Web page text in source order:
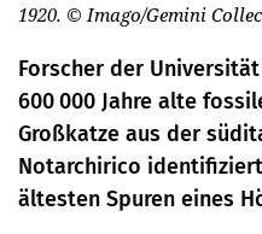
1920. © Imago/Gemini
Forscher der
600 000 Jahre alte
Großkatze aus der
Notarchirico
ältesten Spuren eines